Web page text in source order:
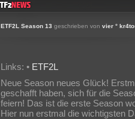
ETF2L Season 13 geschrieben von vier °
Links: • ETF2L
Neue Season neues Glück!
geschafft haben, sich für die
feiern! Das ist die erste Season
Hier nun erstmal die wichtigsten